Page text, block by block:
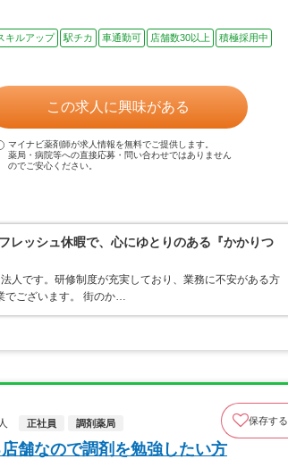
キルアップ 駅チカ 車通勤可 店舗数30以上
積極採用中
この求人に興味がある
マイナビ薬剤師が求人情報を無料でご提供します。
薬局・病院等への直接応募・問い合わせではありません
のでご安心ください。
レッシュ休暇で、心にゆとりのある『かかりつ
人です。研修制度が充実しており、業務に不安がある方
でございます。 街のか…
正社員 調剤薬局 保存する
舗なので調剤を勉強したい方